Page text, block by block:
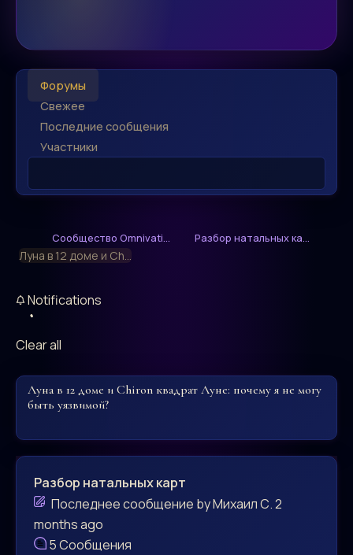
Форумы
Свежее
Последние сообщения
Участники
Сообщество Omnivati... Разбор натальных ка...
Луна в 12 доме и Ch...
Notifications
Clear all
Луна в 12 доме и Chiron квадрат Луне: почему я не могу
быть уязвимой?
Разбор натальных карт
Последнее сообщение byМихаил С.2
months ago
5Сообщения